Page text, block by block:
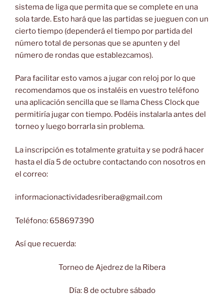
sistema de liga que permita que se complete en una
sola tarde. Esto hará que las partidas se jueguen con un
cierto tiempo (dependerá el tiempo por partida del
número total de personas que se apunten y del
número de rondas que establezcamos).
Para facilitar esto vamos a jugar con reloj por lo que
recomendamos que os instaléis en vuestro teléfono
una aplicación sencilla que se llama Chess Clock que
permitiría jugar con tiempo. Podéis instalarla antes del
torneo y luego borrarla sin problema.
La inscripción es totalmente gratuita y se podrá hacer
hasta el día 5 de octubre contactando con nosotros en
el correo:
informacionactividadesribera@gmail.com
Teléfono: 658697390
Así que recuerda:
Torneo de Ajedrez de la Ribera
Día: 8 de octubre sábado